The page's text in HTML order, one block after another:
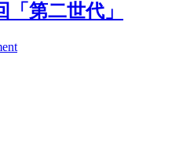
第二世代」